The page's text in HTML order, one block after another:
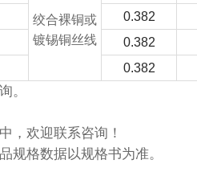
绞合裸铜或
镀锡铜丝线
0.382
0.382
0.382
。
，欢迎联系咨询！
规格数据以规格书为准。